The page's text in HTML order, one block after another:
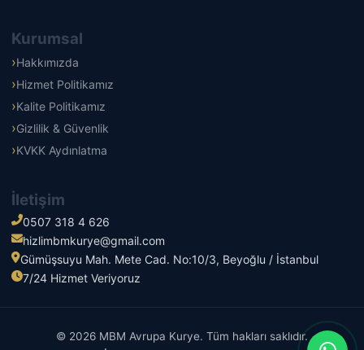
Kurumsal
Hakkımızda
Hizmet Politikamız
Kalite Politikamız
Gizlilik & Güvenlik
KVKK Aydınlatma
İletişim
0507 318 4 626
hizlimbmkurye@gmail.com
Gümüşsuyu Mah. Mete Cad. No:10/3, Beyoğlu / İstanbul
7/24 Hizmet Veriyoruz
© 2026 MBM Avrupa Kurye. Tüm hakları saklıdır.